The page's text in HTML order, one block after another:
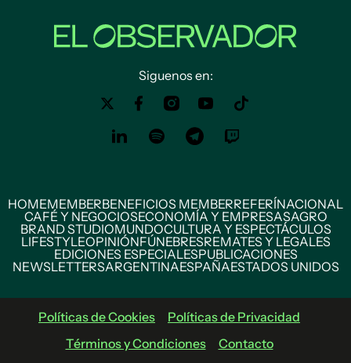
Siguenos en:
HOMEMEMBERBENEFICIOS MEMBERREFERÍNACIONAL
CAFÉ Y NEGOCIOSECONOMÍA Y EMPRESASAGRO
BRAND STUDIOMUNDOCULTURA Y ESPECTÁCULOS
LIFESTYLEOPINIÓNFÚNEBRESREMATES Y LEGALES
EDICIONES ESPECIALESPUBLICACIONES
NEWSLETTERSARGENTINAESPAÑAESTADOS UNIDOS
Políticas de Cookies
Políticas de Privacidad
Términos y Condiciones
Contacto